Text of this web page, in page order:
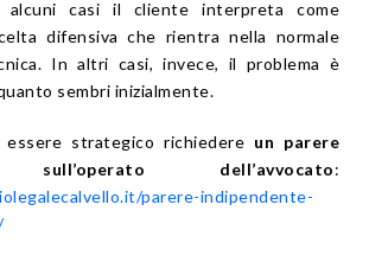
alcuni casi il cliente interpreta come
difensiva che rientra nella normale
In altri casi, invece, il problema è
sembri inizialmente.
strategico richiedere un parere
sull’operato dell’avvocato:
parere-indipendente-